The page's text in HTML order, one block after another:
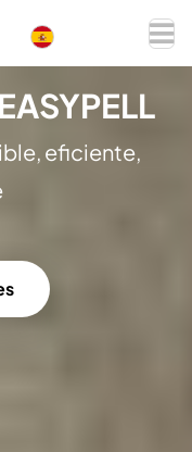
cómoda,
eficiente,